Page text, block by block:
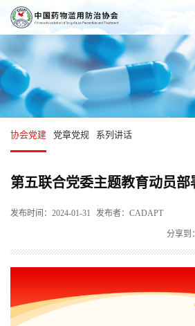
协会党建 党章党规 系列讲话
第五联合党委主题教育动员部
发布时间：2024-01-31 发布者：CADAPT
分享到：